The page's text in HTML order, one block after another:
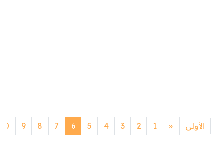
الأولى «
Previous
1
2
3
4
5
6
7
8
9
10